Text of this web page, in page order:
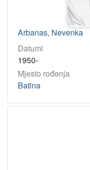
Arbanas, Nevenka
Datumi
1950-
Mjesto rođenja
Batina